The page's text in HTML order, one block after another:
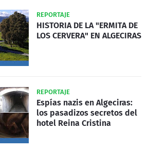
REPORTAJE
HISTORIA DE LA "ERMITA DE
LOS CERVERA" EN ALGECIRAS
REPORTAJE
Espías nazis en Algeciras:
los pasadizos secretos del
hotel Reina Cristina